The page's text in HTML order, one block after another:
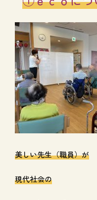
美しい先生（職員）が
現代社会の